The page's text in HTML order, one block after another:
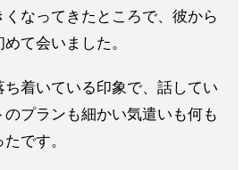
なってきたところで、彼から
て会いました。
ち着いている印象で、話してい
プランも細かい気遣いも何も
です。